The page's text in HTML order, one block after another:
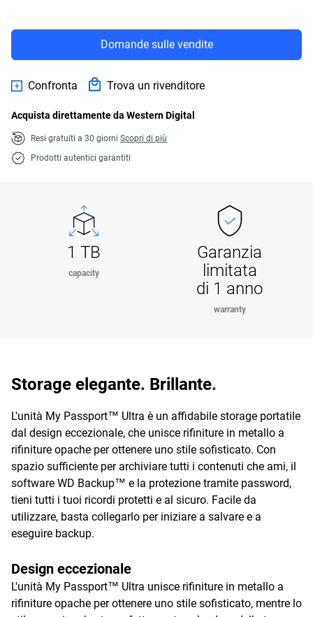
Domande sulle vendite
Confronta Trova un rivenditore
Acquista direttamente da Western Digital
Resi gratuiti a 30 giorni Scopri di più
Prodotti autentici garantiti
1 TB
capacity
Garanzia
limitata
di 1 anno
warranty
Storage elegante. Brillante.
L'unità My Passport™ Ultra è un affidabile storage portatile
dal design eccezionale, che unisce rifiniture in metallo a
rifiniture opache per ottenere uno stile sofisticato. Con
spazio sufficiente per archiviare tutti i contenuti che ami, il
software WD Backup™ e la protezione tramite password,
tieni tutti i tuoi ricordi protetti e al sicuro. Facile da
utilizzare, basta collegarlo per iniziare a salvare e a
eseguire backup.
Design eccezionale
L'unità My Passport™ Ultra unisce rifiniture in metallo a
rifiniture opache per ottenere uno stile sofisticato, mentre lo